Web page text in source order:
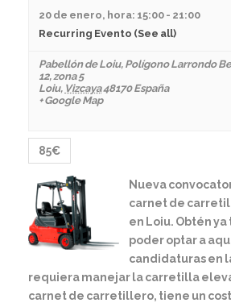
20 de enero, hora: 15:00 - 21:00
Recurring Evento (See all)
Pabellón de Loiu, Polígono Larrondo
12, zona 5
Loiu, Vizcaya48170 España
+ Google Map
85€
Nueva
carnet de
en Loiu. Obtén
poder optar a
candidaturas en
requiera manejar la carretilla
carnet de carretillero, tiene un